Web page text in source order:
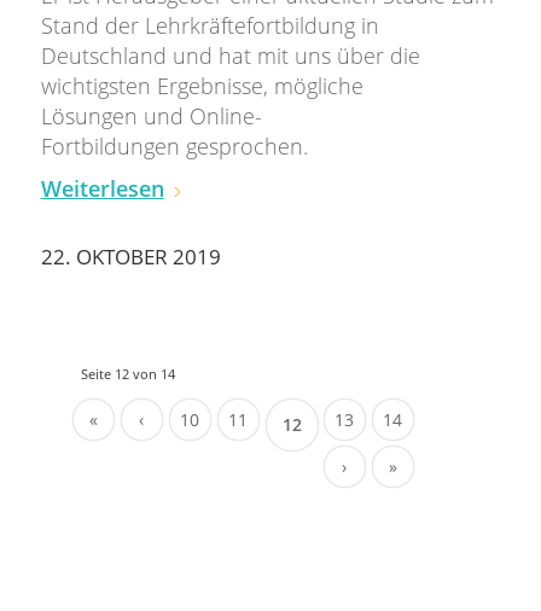
Stand der Lehrkräftefortbildung in
Deutschland und hat mit uns über die
wichtigsten Ergebnisse, mögliche
Lösungen und Online-
Fortbildungen gesprochen.
Weiterlesen
22. OKTOBER 2019
Seite 12 von 14
« ‹ 10 11 12 13 14
› »